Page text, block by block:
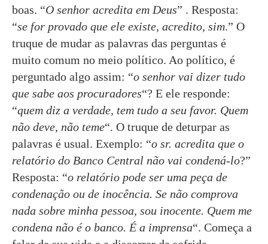
boas. “O senhor acredita em Deus” . Resposta:
“se for provado que ele existe, acredito, sim.” O
truque de mudar as palavras das perguntas é
muito comum no meio político. Ao político, é
perguntado algo assim: “o senhor vai dizer tudo
que sabe aos procuradores“? E ele responde:
“quem diz a verdade, tem tudo a seu favor. Quem
não deve, não teme“. O truque de deturpar as
palavras é usual. Exemplo: “o sr. acredita que o
relatório do Banco Central não vai condená-lo?”
Resposta: “o relatório pode ser uma peça de
condenação ou de inocência. Se não comprova
nada sobre minha pessoa, sou inocente. Quem me
condena não é o banco. É a imprensa“. Começa a